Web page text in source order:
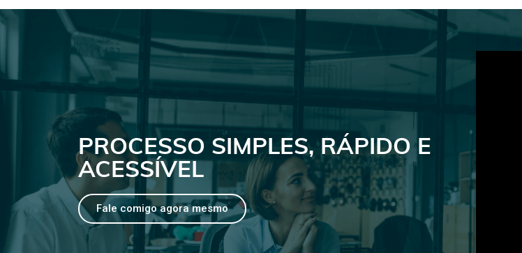
PROCESSO SIMPLES, RÁPIDO E
ACESSÍVEL
Fale comigo agora mesmo